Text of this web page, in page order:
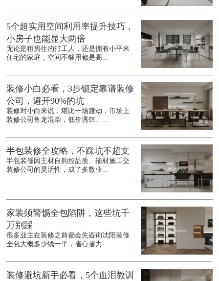
5个超实用空间利用率提升技巧，
小房子也能显大两倍
无论是租房住的打工人，还是拥有小平米
住宅的家庭，空间不够用都是高...
装修小白必看，3步锁定靠谱装修
公司，避开90%的坑
装修对小白来说，堪比一场渡劫，市场上
装修公司鱼龙混杂，低价诱饵、...
半包装修全攻略，不踩坑不超支
半包装修因主材自购控品质、辅材施工交
装修公司的灵活性，成了多数业...
家装须警惕全包陷阱，这些坑千
万别踩
很多业主在装修之前都会先咨询沈阳装修
全包大概多少钱一平，省心省力...
装修避坑新手必看，5个血泪教训